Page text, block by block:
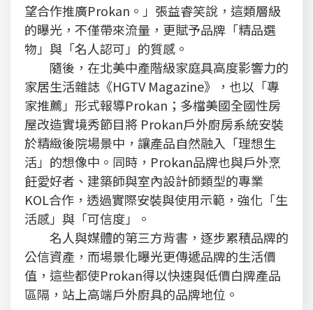
望合作推廣Prokan。」張益睿笑說，這類層級
的曝光，不僅帶來流量，更賦予品牌「精品選
物」與「名人認可」的質感。
隨後，在北美中產階級家庭具高度影響力的
家居生活雜誌《HGTV Magazine》，也以「專
家推薦」形式報導Prokan；多檔美國全國性房
屋改造實境秀節目將 Prokan戶外廚房系統安裝
於精緻後院場景中，讓產品自然融入「理想生
活」的想像中。同時，Prokan品牌也與戶外烹
飪愛好者、建築師與室內設計師類型的專業
KOL合作，透過實際安裝與使用示範，強化「生
活感」與「可信度」。
名人與媒體的第三方背書，逐步累積品牌的
公信資產，而場景化曝光更傳遞品牌的生活價
值，這些都使Prokan得以快速與低價白牌產品
區隔，站上高端戶外廚具的品牌地位。